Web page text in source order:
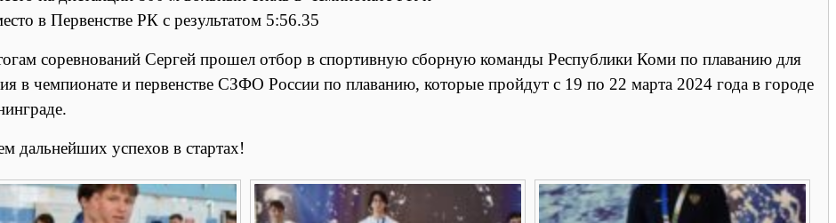
в Первенстве РК с результатом 5:56.35
соревнований Сергей прошел отбор в спортивную сборную команды Республики Коми по плаванию для
в чемпионате и первенстве СЗФО России по плаванию, которые пройдут с 19 по 22 марта 2024 года в городе
дальнейших успехов в стартах!